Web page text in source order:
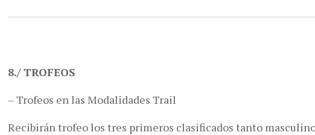
8./ TROFEOS
– Trofeos en las Modalidades Trail
Recibirán trofeo los tres primeros clasificados tanto